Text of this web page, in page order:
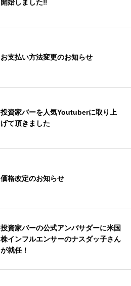
開始しました‼
お支払い方法変更のお知らせ
投資家バーを人気Youtuberに取り上
げて頂きました
価格改定のお知らせ
投資家バーの公式アンバサダーに米国
株インフルエンサーのナスダッ子さん
が就任！